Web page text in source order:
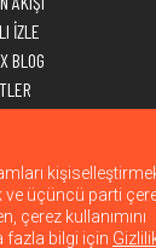
İZLE
BLOG
ve üçüncü parti
çerez kullanımını
fazla bilgi için